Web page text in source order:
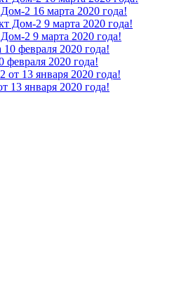
2 16 марта 2020 года!
2 9 марта 2020 года!
февраля 2020 года!
13 января 2020 года!